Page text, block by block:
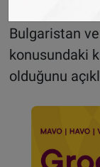
koruma
Bulgaristan
konusundaki
olduğunu